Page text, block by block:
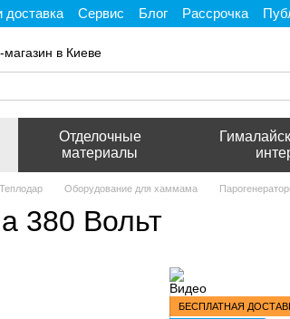
доставка Сервис Блог Рассрочка
в Киеве
Отделочные
материалы
Оборудование для хаммама
380 Вольт
БЕСПЛАТНАЯ